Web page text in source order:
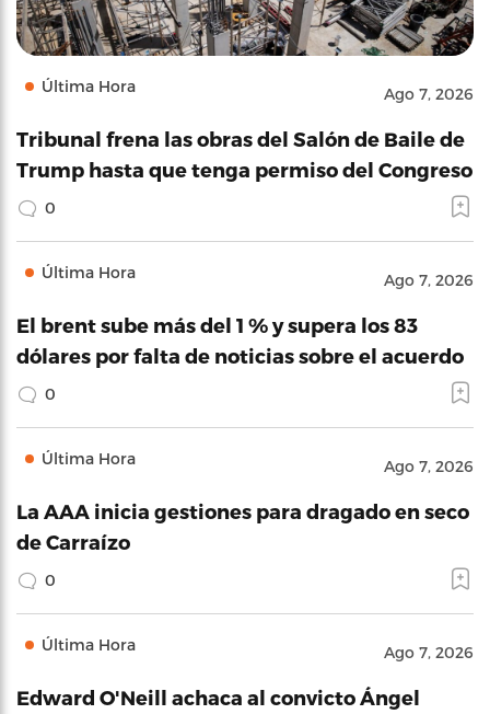
Última Hora Ago 7, 2026
Tribunal frena las obras del Salón de Baile de
Trump hasta que tenga permiso del Congreso
0
Última Hora Ago 7, 2026
El brent sube más del 1 % y supera los 83
dólares por falta de noticias sobre el acuerdo
0
Última Hora Ago 7, 2026
La AAA inicia gestiones para dragado en seco
de Carraízo
0
Última Hora Ago 7, 2026
Edward O'Neill achaca al convicto Ángel